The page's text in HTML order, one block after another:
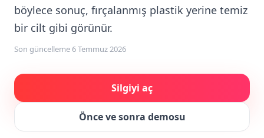
böylece sonuç, fırçalanmış plastik yerine temiz
bir cilt gibi görünür.
Son güncelleme6 Temmuz 2026
Silgiyi aç
Önce ve sonra demosu